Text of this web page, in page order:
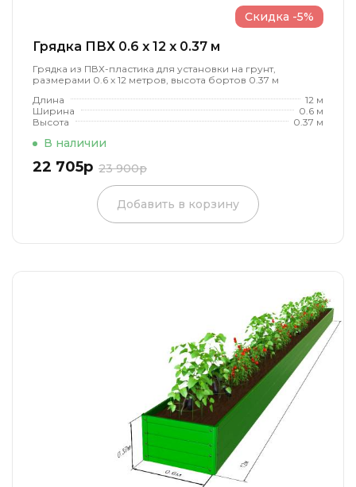
Грядка ПВХ 0.6 x 12 x 0.37 м
Грядка из ПВХ-пластика для установки на грунт,
размерами 0.6 х 12 метров, высота бортов 0.37 м
Длина
12 м
Ширина
0.6 м
Высота
0.37 м
В наличии
22 705р 23 900р
Скидка -5%
Добавить в корзину